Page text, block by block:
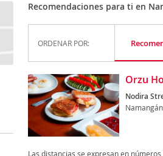
Recomendaciones para ti en
ORDENAR POR:
Orzu
Nodira
Namangán
Las distancias se expresan en